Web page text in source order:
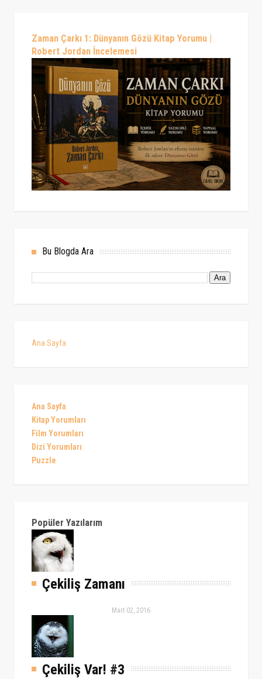
Zaman Çarkı 1: Dünyanın Gözü Kitap Yorumu |
Robert Jordan İncelemesi
Bu Blogda Ara
Ana Sayfa
Ana Sayfa
Kitap Yorumları
Film Yorumları
Dizi Yorumları
Puzzle
Popüler Yazılarım
Çekiliş Zamanı
Mart 02, 2016
Çekiliş Var! #3